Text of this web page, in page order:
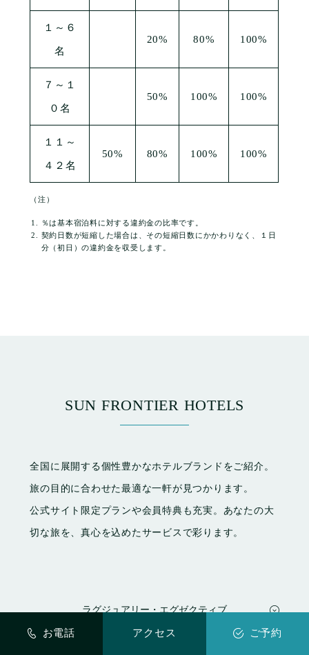
お電話 アクセス ご予約
１～６
名
20% 80% 100%
７～１
０名
50% 100% 100%
１１～
４２名
50% 80% 100% 100%
（注）
％は基本宿泊料に対する違約金の比率です。
契約日数が短縮した場合は、その短縮日数にかかわりなく、１日
分（初日）の違約金を収受します。
SUN FRONTIER HOTELS
全国に展開する個性豊かなホテルブランドをご紹介。
旅の目的に合わせた最適な一軒が見つかります。
公式サイト限定プランや会員特典も充実。あなたの大
切な旅を、真心を込めたサービスで彩ります。
ラグジュアリー・エグゼクティブ
静楓亭